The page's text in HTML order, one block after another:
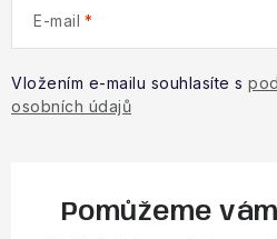
E-mail
Vložením e-mailu souhlasíte s
osobních údajů
Pomůžeme